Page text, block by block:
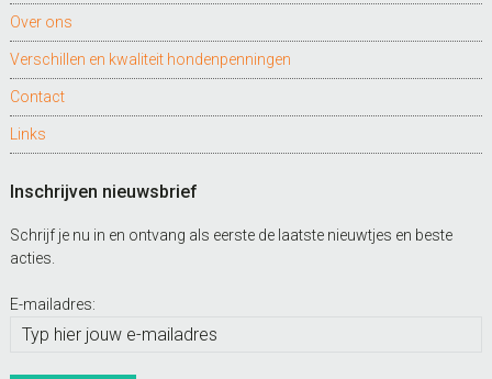
Over ons
Verschillen en kwaliteit hondenpenningen
Contact
Links
Inschrijven nieuwsbrief
Schrijf je nu in en ontvang als eerste de laatste nieuwtjes en beste
acties.
E-mailadres: